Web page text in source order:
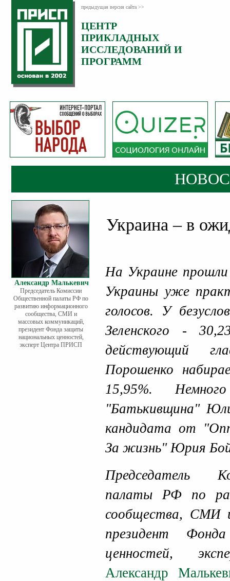
предыдущая версия сайта >>
ЦЕНТР
ПРИКЛАДНЫХ
ИССЛЕДОВАНИЙ И
ПРОГРАММ
Александр Малькевич
Председатель Комиссии
Общественной палаты РФ по
развитию информационного
сообщества, СМИ и
массовых коммуникаций,
президент Фонда защиты
национальных ценностей,
эксперт Центра ПРИСП
Украина – в
На Украине
Украины уже
голосов. У
Зеленского -
действующий
Порошенко
15,95%.
"Батькивщина"
кандидата от
За жизнь" Юрия
Председатель
палаты РФ по
сообщества, СМИ
президент
ценностей,
Александр
Категория:
Новости
Опубликовано:
03
Апрель
2019